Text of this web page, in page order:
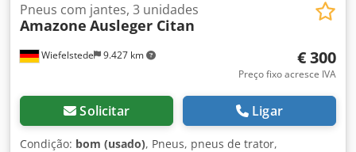
Wiefelstede 9.427 km
Pneus com jantes, 3 unidades
Amazone Ausleger Citan
€ 300
Preço fixo acresce IVA
Solicitar Ligar
Condição: bom (usado), Pneus, pneus de trator,